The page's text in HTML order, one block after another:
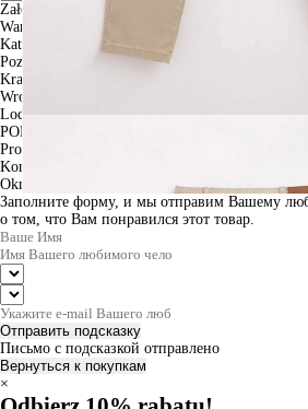
Założenia
Warszawa
Katowice
Poznan
Krakow
Wroclaw
Lodz
PODGLĄD
Produkt w koszyku
Kontynuuj zakupy
Okno informacyjne
Заполните форму, и мы отправим Вашему
о том, что Вам понравился этот товар.
Отправить подсказку
Письмо с подсказкой отправлено
Вернуться к покупкам
×